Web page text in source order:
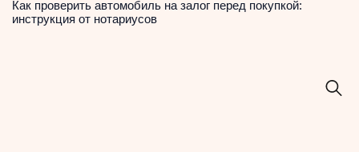
Как проверить автомобиль на залог перед покупкой:
инструкция от нотариусов